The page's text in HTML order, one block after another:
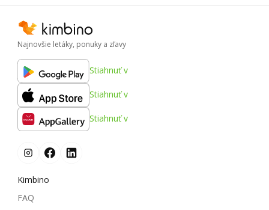
Najnovšie letáky, ponuky a zľavy
Stiahnuť v
Stiahnuť v
Stiahnuť v
Kimbino
FAQ